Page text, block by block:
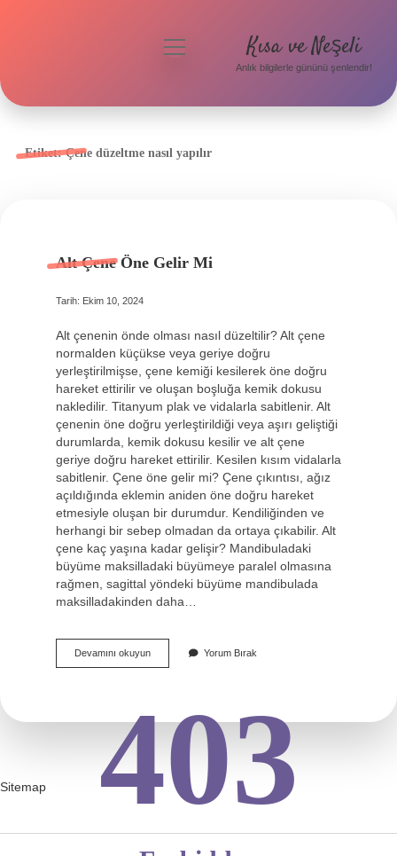
Yasal Uyarı
menüyü
aç
Kısa ve Neşeli
Anlık bilgilerle gününü şenlendir!
Etiket:Çene düzeltme nasıl yapılır
Alt Çene Öne Gelir Mi
Tarih: Ekim 10, 2024
Alt çenenin önde olması nasıl düzeltilir? Alt çene
normalden küçükse veya geriye doğru
yerleştirilmişse, çene kemiği kesilerek öne doğru
hareket ettirilir ve oluşan boşluğa kemik dokusu
nakledilir. Titanyum plak ve vidalarla sabitlenir. Alt
çenenin öne doğru yerleştirildiği veya aşırı geliştiği
durumlarda, kemik dokusu kesilir ve alt çene
geriye doğru hareket ettirilir. Kesilen kısım vidalarla
sabitlenir. Çene öne gelir mi? Çene çıkıntısı, ağız
açıldığında eklemin aniden öne doğru hareket
etmesiyle oluşan bir durumdur. Kendiliğinden ve
herhangi bir sebep olmadan da ortaya çıkabilir. Alt
çene kaç yaşına kadar gelişir? Mandibuladaki
büyüme maksilladaki büyümeye paralel olmasına
rağmen, sagittal yöndeki büyüme mandibulada
maksilladakinden daha…
Devamını okuyunAlt
Çene
Yorum Bırak
Sitemap 403